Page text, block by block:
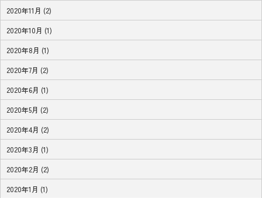
2020年11月 (2)
2020年10月 (1)
2020年8月 (1)
2020年7月 (2)
2020年6月 (1)
2020年5月 (2)
2020年4月 (2)
2020年3月 (1)
2020年2月 (2)
2020年1月 (1)